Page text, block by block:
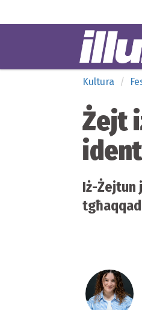
Kultura
Żejt
Iż-